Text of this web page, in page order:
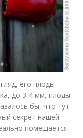
его плоды
до 3-4 мм, плоды
бы, что тут
секрет нашей
помещается